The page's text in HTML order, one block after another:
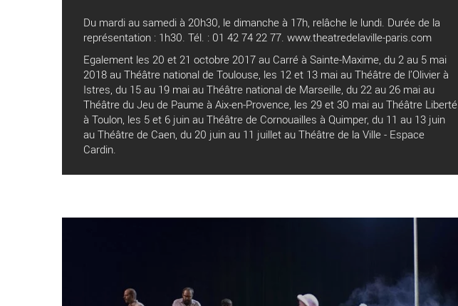
Du mardi au samedi à 20h30, le dimanche à 17h, relâche le lundi. Durée de la
représentation : 1h30. Tél. : 01 42 74 22 77. www.theatredelaville-paris.com
Egalement les 20 et 21 octobre 2017 au Carré à Sainte-Maxime, du 2 au 5 mai
2018 au Théâtre national de Toulouse, les 12 et 13 mai au Théâtre de l’Olivier à
Istres, du 15 au 19 mai au Théâtre national de Marseille, du 22 au 26 mai au
Théâtre du Jeu de Paume à Aix-en-Provence, les 29 et 30 mai au Théâtre Liberté
à Toulon, les 5 et 6 juin au Théâtre de Cornouailles à Quimper, du 11 au 13 juin
au Théâtre de Caen, du 20 juin au 11 juillet au Théâtre de la Ville - Espace
Cardin.